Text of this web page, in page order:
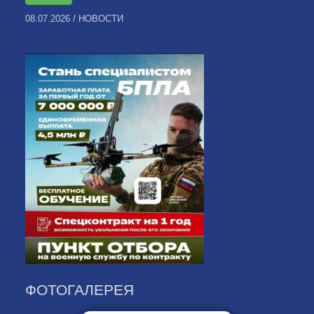
08.07.2026 / НОВОСТИ
ФОТОГАЛЕРЕЯ